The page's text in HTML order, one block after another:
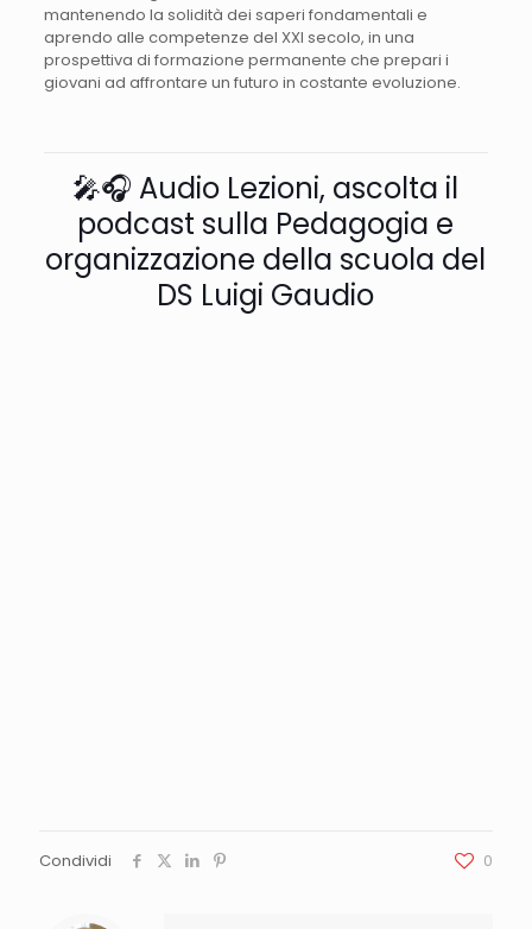
mantenendo la solidità dei saperi fondamentali e
aprendo alle competenze del XXI secolo, in una
prospettiva di formazione permanente che prepari i
giovani ad affrontare un futuro in costante evoluzione.
🎤🎧 Audio Lezioni, ascolta il
podcast sulla Pedagogia e
organizzazione della scuola del
DS Luigi Gaudio
Condividi 0